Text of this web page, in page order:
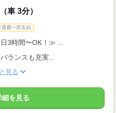
車 3分）
通費一部支給
3時間〜OK！≫ ...
ランスも充実...
見る
細を見る